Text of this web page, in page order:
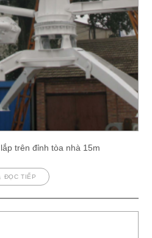
trên đỉnh tòa nhà 15m
ĐỌC TIẾP